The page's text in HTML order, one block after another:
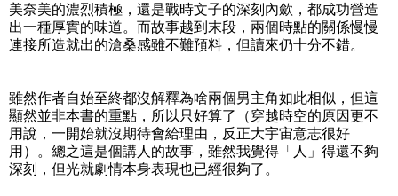
美奈美的濃烈積極，還是戰時文子的深刻內歛，都成功營造
出一種厚實的味道。而故事越到末段，兩個時點的關係慢慢
連接所造就出的滄桑感雖不難預料，但讀來仍十分不錯。
雖然作者自始至終都沒解釋為啥兩個男主角如此相似，但這
顯然並非本書的重點，所以只好算了（穿越時空的原因更不
用說，一開始就沒期待會給理由，反正大宇宙意志很好
用）。總之這是個講人的故事，雖然我覺得「人」得還不夠
深刻，但光就劇情本身表現也已經很夠了。